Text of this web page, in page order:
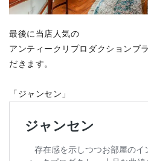
最後に当店人気の
アンティークリプロダクションブ
だきます。
「ジャンセン」